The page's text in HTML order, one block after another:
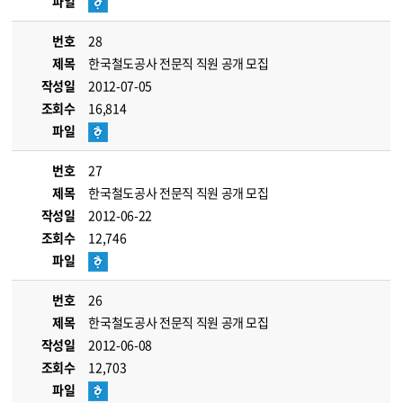
번호
28
제목
한국철도공사 전문직 직원 공개 모집
작성일
2012-07-05
조회수
16,814
파일
번호
27
제목
한국철도공사 전문직 직원 공개 모집
작성일
2012-06-22
조회수
12,746
파일
번호
26
제목
한국철도공사 전문직 직원 공개 모집
작성일
2012-06-08
조회수
12,703
파일